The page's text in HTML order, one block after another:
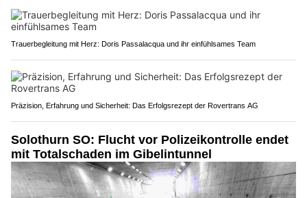
Trauerbegleitung mit Herz: Doris Passalacqua und ihr einfühlsames Team
Präzision, Erfahrung und Sicherheit: Das Erfolgsrezept der Rovertrans AG
Solothurn SO: Flucht vor Polizeikontrolle endet
mit Totalschaden im Gibelintunnel